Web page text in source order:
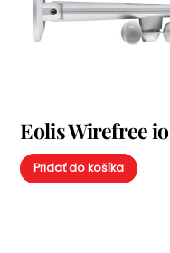
Eolis Wirefree io
Pridať do košíka